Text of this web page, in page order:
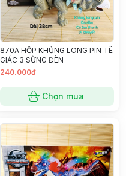
870A HỘP KHỦNG LONG PIN TÊ
GIÁC 3 SỪNG ĐÈN
240.000đ
Chọn mua